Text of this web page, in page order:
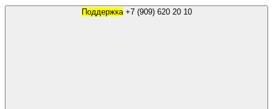
Поддержка +7 (909) 620 20 10